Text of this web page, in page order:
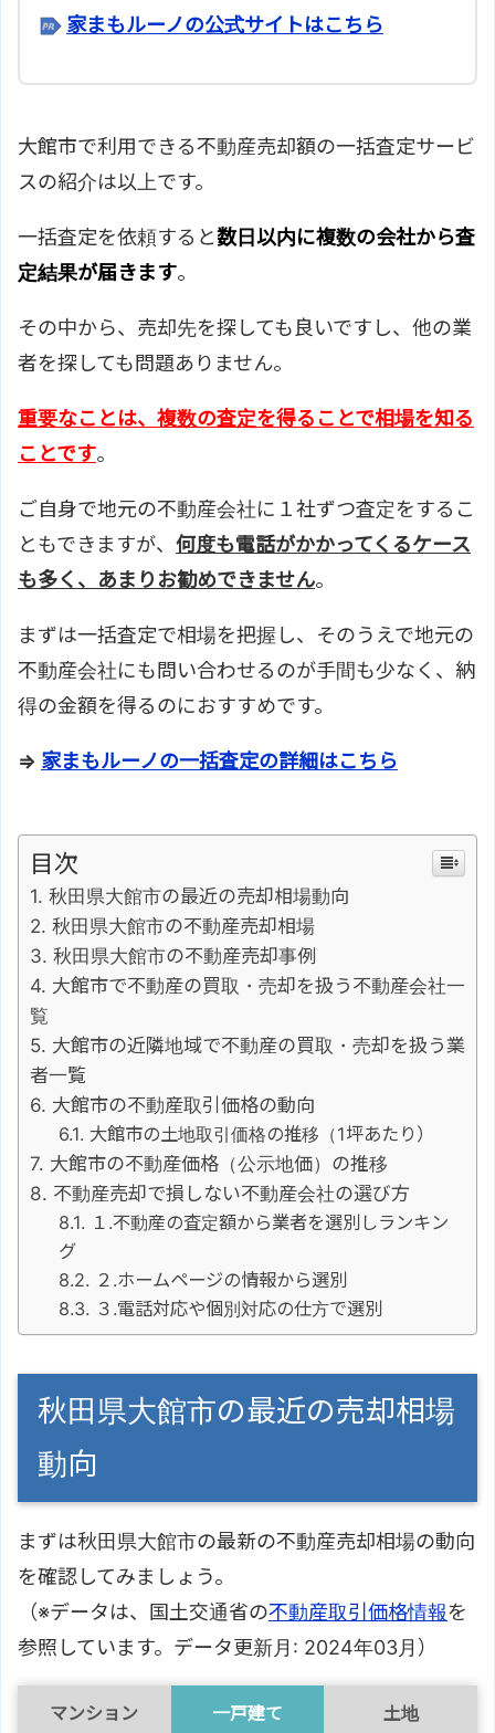
家まもルーノの公式サイトはこちら
大館市で利用できる不動産売却額の一括査定サービ
スの紹介は以上です。
一括査定を依頼すると数日以内に複数の会社から査
定結果が届きます。
その中から、売却先を探しても良いですし、他の業
者を探しても問題ありません。
重要なことは、複数の査定を得ることで相場を知る
ことです。
ご自身で地元の不動産会社に１社ずつ査定をするこ
ともできますが、 何度も電話がかかってくるケース
も多く、あまりお勧めできません。
まずは一括査定で相場を把握し、そのうえで地元の
不動産会社にも問い合わせるのが手間も少なく、納
得の金額を得るのにおすすめです。
⇒ 家まもルーノの一括査定の詳細はこちら
目次
秋田県大館市の最近の売却相場動向
秋田県大館市の不動産売却相場
秋田県大館市の不動産売却事例
大館市で不動産の買取・売却を扱う不動産会社一
覧
大館市の近隣地域で不動産の買取・売却を扱う業
者一覧
大館市の不動産取引価格の動向
大館市の土地取引価格の推移（1坪あたり）
大館市の不動産価格（公示地価）の推移
不動産売却で損しない不動産会社の選び方
１.不動産の査定額から業者を選別しランキン
グ
２.ホームページの情報から選別
３.電話対応や個別対応の仕方で選別
秋田県大館市の最近の売却相場
動向
まずは秋田県大館市の最新の不動産売却相場の動向
を確認してみましょう。
（※データは、国土交通省の不動産取引価格情報を
参照しています。データ更新月: 2024年03月）
マンション 一戸建て 土地